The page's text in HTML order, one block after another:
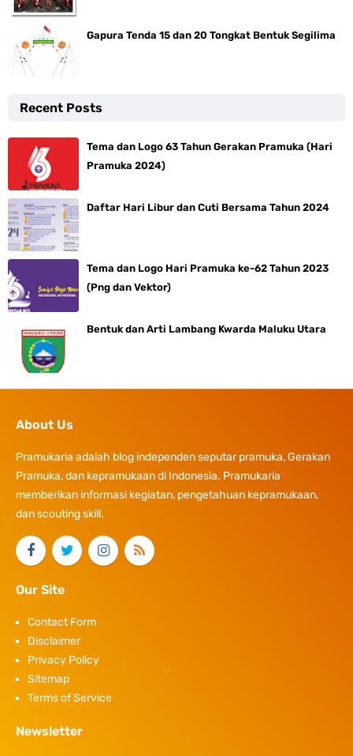
Gapura Tenda 15 dan 20 Tongkat Bentuk Segilima
Recent Posts
Tema dan Logo 63 Tahun Gerakan Pramuka (Hari
Pramuka 2024)
Daftar Hari Libur dan Cuti Bersama Tahun 2024
Tema dan Logo Hari Pramuka ke-62 Tahun 2023
(Png dan Vektor)
Bentuk dan Arti Lambang Kwarda Maluku Utara
About Us
Pramukaria adalah blog independen seputar pramuka, Gerakan
Pramuka, dan kepramukaan di Indonesia. Pramukaria
memberikan informasi kegiatan, pengetahuan kepramukaan,
dan scouting skill.
Our Site
Contact Form
Disclaimer
Privacy Policy
Sitemap
Terms of Service
Newsletter